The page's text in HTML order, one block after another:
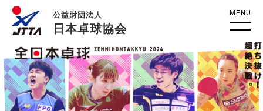
公益財団法人
日本卓球協会
MENU